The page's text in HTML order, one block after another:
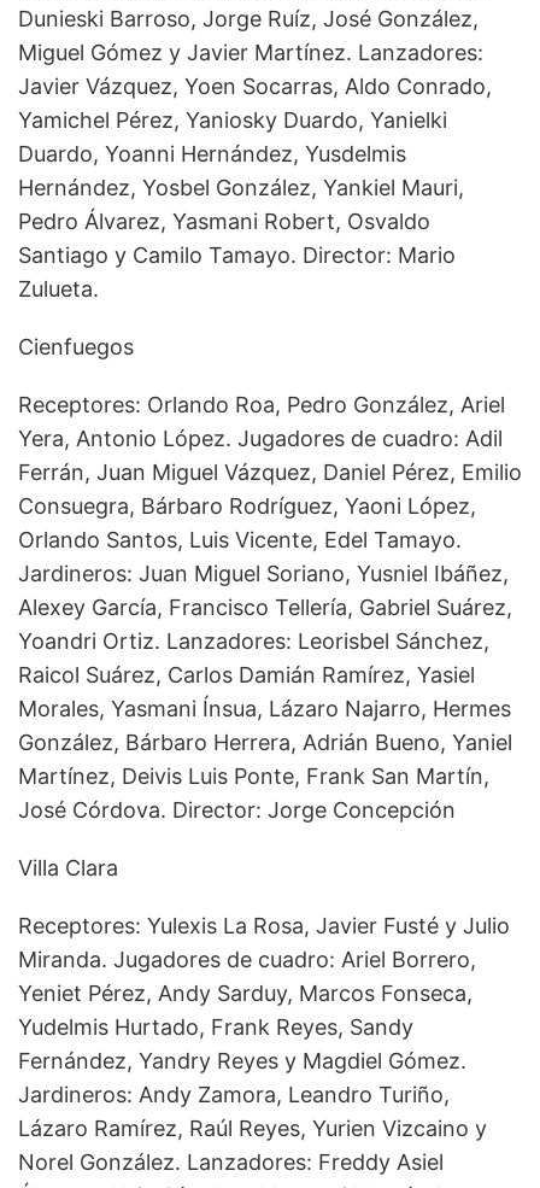
Dunieski Barroso, Jorge Ruíz, José González,
Miguel Gómez y Javier Martínez. Lanzadores:
Javier Vázquez, Yoen Socarras, Aldo Conrado,
Yamichel Pérez, Yaniosky Duardo, Yanielki
Duardo, Yoanni Hernández, Yusdelmis
Hernández, Yosbel González, Yankiel Mauri,
Pedro Álvarez, Yasmani Robert, Osvaldo
Santiago y Camilo Tamayo. Director: Mario
Zulueta.
Cienfuegos
Receptores: Orlando Roa, Pedro González, Ariel
Yera, Antonio López. Jugadores de cuadro: Adil
Ferrán, Juan Miguel Vázquez, Daniel Pérez, Emilio
Consuegra, Bárbaro Rodríguez, Yaoni López,
Orlando Santos, Luis Vicente, Edel Tamayo.
Jardineros: Juan Miguel Soriano, Yusniel Ibáñez,
Alexey García, Francisco Tellería, Gabriel Suárez,
Yoandri Ortiz. Lanzadores: Leorisbel Sánchez,
Raicol Suárez, Carlos Damián Ramírez, Yasiel
Morales, Yasmani Ínsua, Lázaro Najarro, Hermes
González, Bárbaro Herrera, Adrián Bueno, Yaniel
Martínez, Deivis Luis Ponte, Frank San Martín,
José Córdova. Director: Jorge Concepción
Villa Clara
Receptores: Yulexis La Rosa, Javier Fusté y Julio
Miranda. Jugadores de cuadro: Ariel Borrero,
Yeniet Pérez, Andy Sarduy, Marcos Fonseca,
Yudelmis Hurtado, Frank Reyes, Sandy
Fernández, Yandry Reyes y Magdiel Gómez.
Jardineros: Andy Zamora, Leandro Turiño,
Lázaro Ramírez, Raúl Reyes, Yurien Vizcaino y
Norel González. Lanzadores: Freddy Asiel